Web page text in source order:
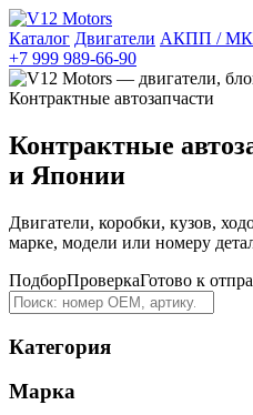
Каталог Двигатели АКПП /
+7 999 989-66-90
Контрактные
и Японии
Двигатели, коробки, кузов,
марке, модели или номеру
ПодборПроверкаГотово к
Категория
Марка